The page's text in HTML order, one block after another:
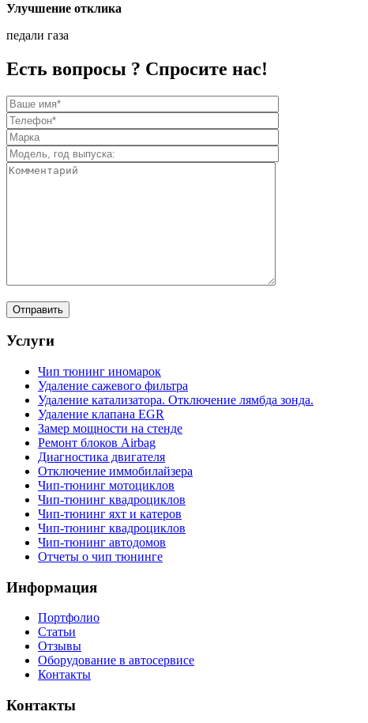
Улучшение отклика
педали газа
Есть вопросы ? Спросите нас!
Услуги
Чип тюнинг иномарок
Удаление сажевого фильтра
Удаление катализатора. Отключение лямбда зонда.
Удаление клапана EGR
Замер мощности на стенде
Ремонт блоков Airbag
Диагностика двигателя
Отключение иммобилайзера
Чип-тюнинг мотоциклов
Чип-тюнинг квадроциклов
Чип-тюнинг яхт и катеров
Чип-тюнинг квадроциклов
Чип-тюнинг автодомов
Отчеты о чип тюнинге
Информация
Портфолио
Статьи
Отзывы
Оборудование в автосервисе
Контакты
Контакты